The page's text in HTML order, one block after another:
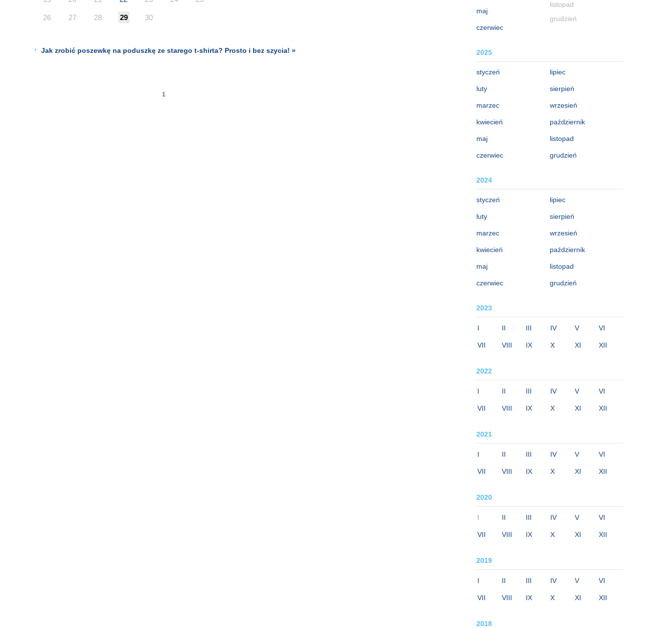
maj
czerwiec
listopad
grudzień
2025
styczeń
luty
marzec
kwiecień
maj
czerwiec
lipiec
sierpień
wrzesień
październik
listopad
grudzień
2024
styczeń
luty
marzec
kwiecień
maj
czerwiec
lipiec
sierpień
wrzesień
październik
listopad
grudzień
2023
I II III IV V VI
VII VIII IX X XI XII
2022
I II III IV V VI
VII VIII IX X XI XII
2021
I II III IV V VI
VII VIII IX X XI XII
2020
I II III IV V VI
VII VIII IX X XI XII
2019
I II III IV V VI
VII VIII IX X XI XII
2018
26 27 28 29 30
Jak zrobić poszewkę na poduszkę ze starego t-shirta? Prosto i bez szycia! »
1